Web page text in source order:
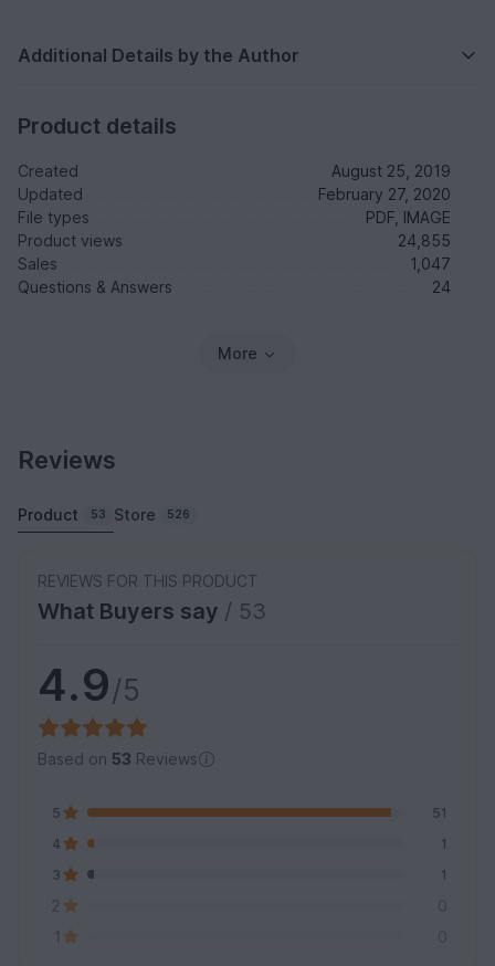
Additional Details by the Author
Product details
Created
August 25, 2019
Updated
February 27, 2020
File types
PDF, IMAGE
Product views
24,855
Sales
1,047
Questions & Answers
24
More
Reviews
Product 53 Store 526
REVIEWS FOR THIS PRODUCT
What Buyers say / 53
4.9/5
Based on 53 Reviews
5
51
4
1
3
1
2
0
1
0